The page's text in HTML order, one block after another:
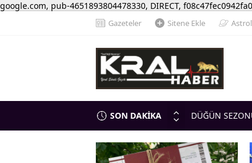
google.com, pub-4651893804478330, DIRECT, f08c47fec0942fa0
Gazeteler Sitene Ekle
SON DAKİKA
DÜĞÜN
ILGIN TİCARET
BELGESİ